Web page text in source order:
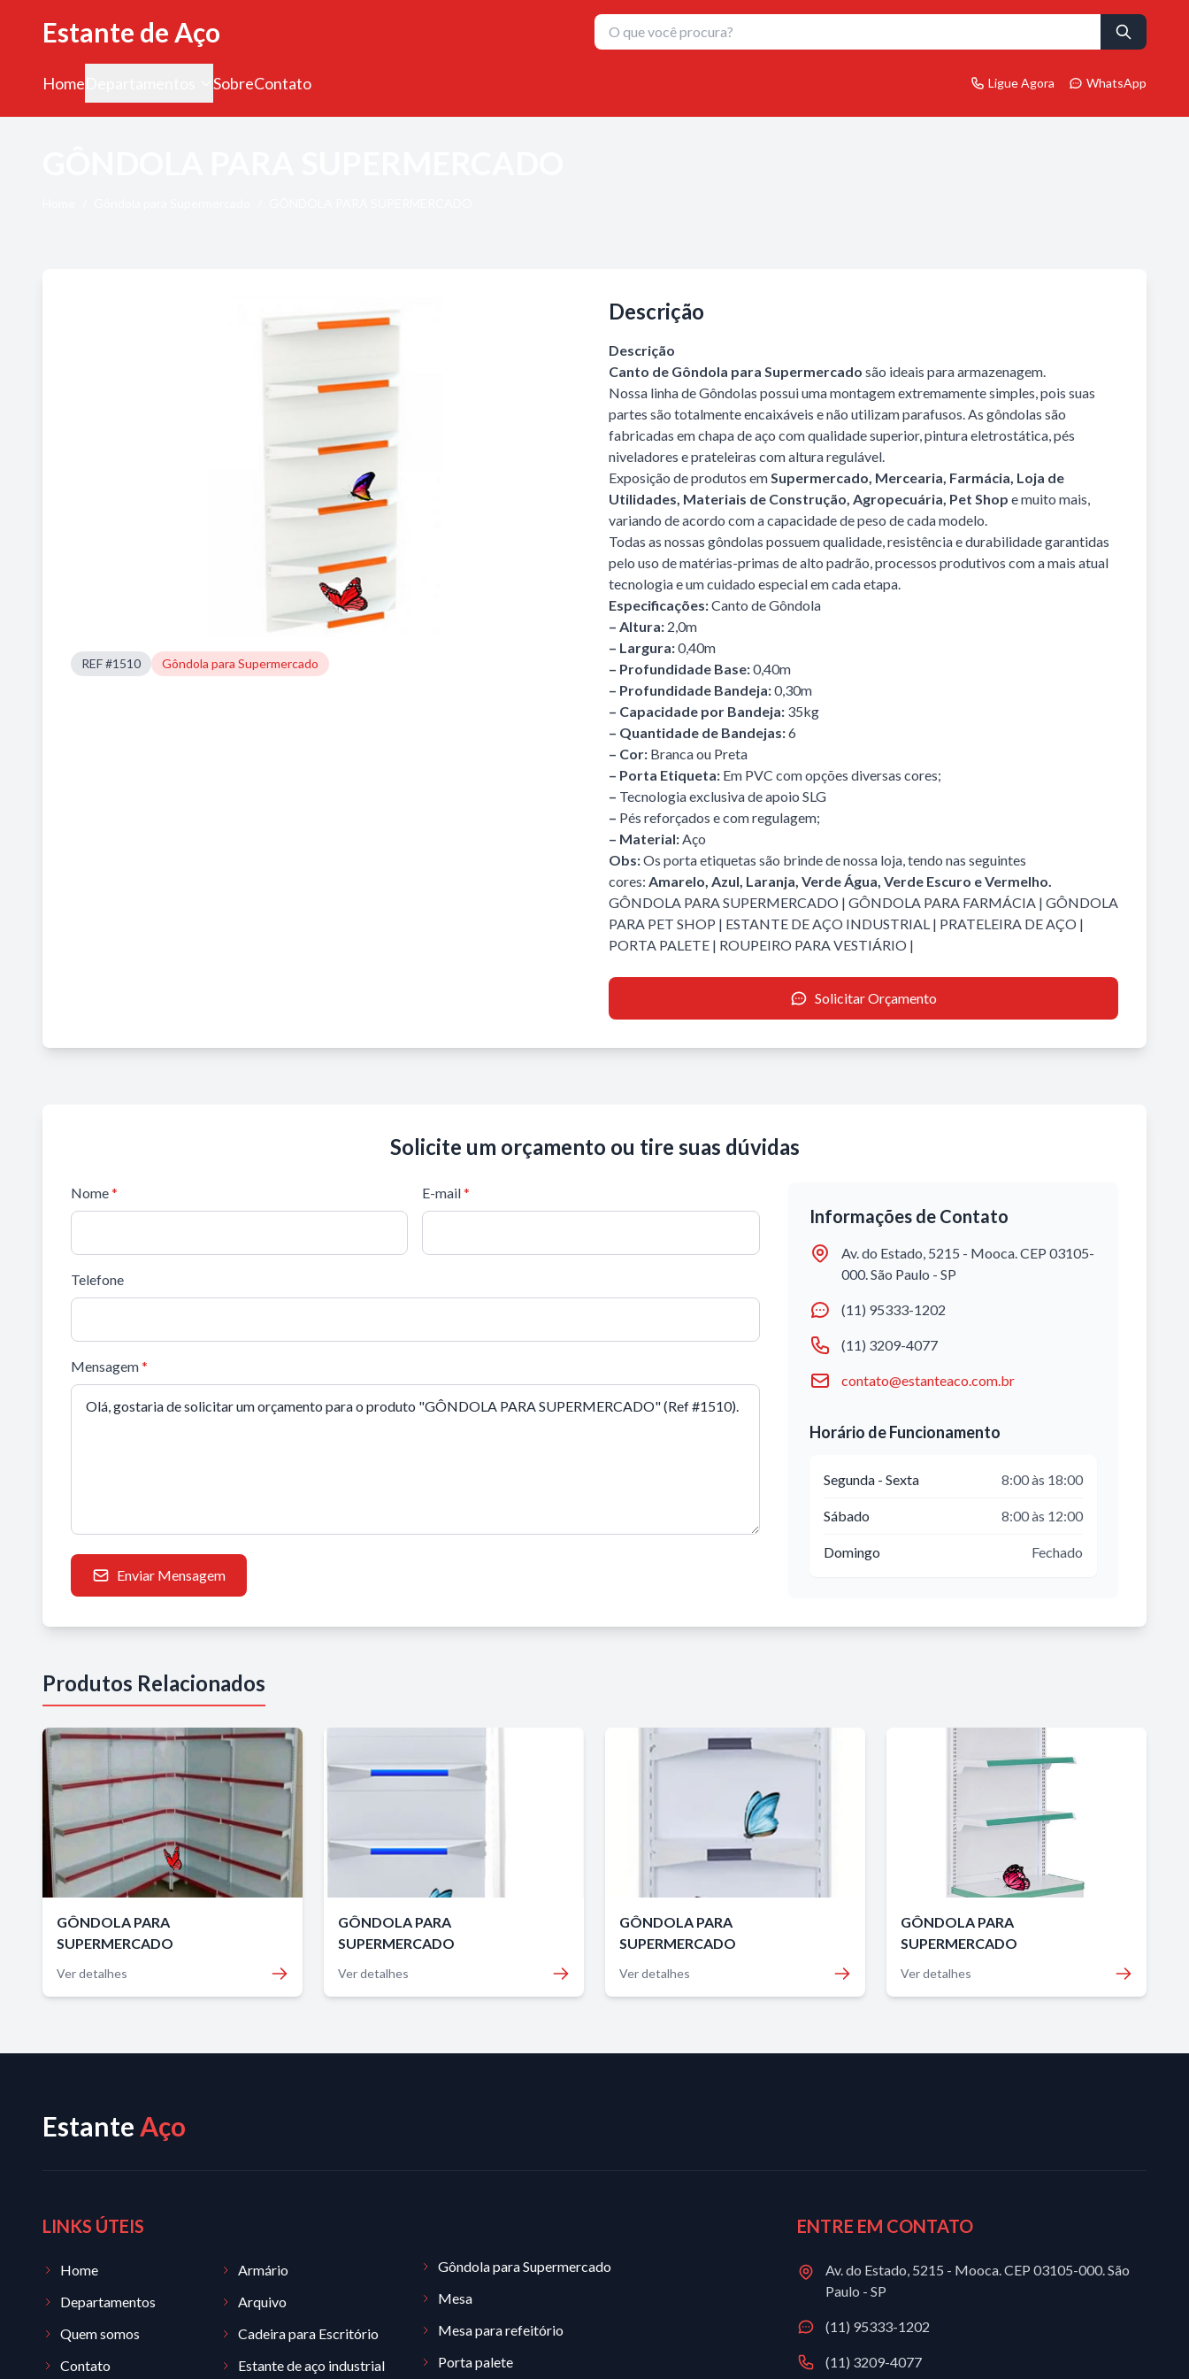
Estante de Aço
Home SobreContato Ligue Agora WhatsApp
REF #1510 Gôndola para Supermercado
Descrição
Descrição
Canto de Gôndola para Supermercado são ideais para armazenagem.
Nossa linha de Gôndolas possui uma montagem extremamente simples, pois suas
partes são totalmente encaixáveis e não utilizam parafusos. As gôndolas são
fabricadas em chapa de aço com qualidade superior, pintura eletrostática, pés
niveladores e prateleiras com altura regulável.
Exposição de produtos emSupermercado, Mercearia, Farmácia, Loja de
Utilidades, Materiais de Construção, Agropecuária, Pet Shop e muito mais,
variando de acordo com a capacidade de peso de cada modelo.
Todas as nossas gôndolas possuem qualidade, resistência e durabilidade garantidas
pelo uso de matérias-primas de alto padrão, processos produtivos com a mais atual
tecnologia e um cuidado especial em cada etapa.
Especificações:Canto de Gôndola
– Altura: 2,0m
– Largura:0,40m
– Profundidade Base:0,40m
– Profundidade Bandeja:0,30m
– Capacidade por Bandeja: 35kg
– Quantidade de Bandejas:6
– Cor: Branca ou Preta
– Porta Etiqueta: Em PVC com opções diversas cores;
– Tecnologia exclusiva de apoio SLG
– Pés reforçados e com regulagem;
– Material:Aço
Obs:Os porta etiquetas são brinde de nossa loja, tendo nas seguintes
cores: Amarelo, Azul, Laranja, Verde Água, Verde Escuro e Vermelho.
GÔNDOLA PARA SUPERMERCADO | GÔNDOLA PARA FARMÁCIA | GÔNDOLA
PARA PET SHOP | ESTANTE DE AÇO INDUSTRIAL | PRATELEIRA DE AÇO |
PORTA PALETE | ROUPEIRO PARA VESTIÁRIO |
Solicitar Orçamento
Solicite um orçamento ou tire suas dúvidas
Nome* E-mail*
Telefone
Mensagem*
Enviar Mensagem
Informações de Contato
Av. do Estado, 5215 - Mooca. CEP 03105-
000. São Paulo - SP
(11) 95333-1202
(11) 3209-4077
contato@estanteaco.com.br
Horário de Funcionamento
Segunda - Sexta 8:00 às 18:00
Sábado 8:00 às 12:00
Domingo Fechado
Produtos Relacionados
GÔNDOLA PARA
SUPERMERCADO
Ver detalhes
GÔNDOLA PARA
SUPERMERCADO
Ver detalhes
GÔNDOLA PARA
SUPERMERCADO
Ver detalhes
GÔNDOLA PARA
SUPERMERCADO
Ver detalhes
Estante Aço
LINKS ÚTEIS
Home
Departamentos
Quem somos
Contato
Armário
Arquivo
Cadeira para Escritório
Estante de aço industrial
Gôndola para Supermercado
Mesa
Mesa para refeitório
Porta palete
ENTRE EM CONTATO
Av. do Estado, 5215 - Mooca. CEP 03105-000. São
Paulo - SP
(11) 95333-1202
(11) 3209-4077